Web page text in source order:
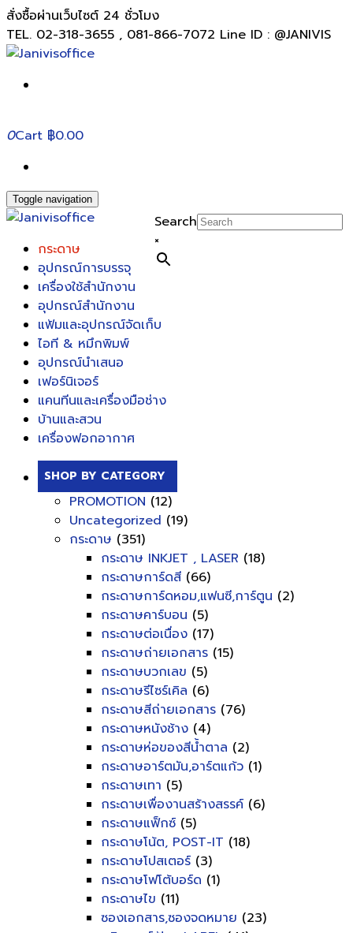
สั่งซื้อผ่านเว็บไซต์ 24 ชั่วโมง
TEL. 02-318-3655 , 081-866-7072 Line ID : @JANIVIS
0Cart ฿0.00
Toggle navigation
Search
×
กระดาษ
อุปกรณ์การบรรจุ
เครื่องใช้สำนักงาน
อุปกรณ์สำนักงาน
แฟ้มและอุปกรณ์จัดเก็บ
ไอที & หมึกพิมพ์
อุปกรณ์นำเสนอ
เฟอร์นิเจอร์
แคนทีนและเครื่องมือช่าง
บ้านและสวน
เครื่องฟอกอากาศ
SHOP BY CATEGORY
PROMOTION (12)
Uncategorized (19)
กระดาษ (351)
กระดาษ INKJET , LASER (18)
กระดาษการ์ดสี (66)
กระดาษการ์ดหอม,แฟนซี,การ์ตูน (2)
กระดาษคาร์บอน (5)
กระดาษต่อเนื่อง (17)
กระดาษถ่ายเอกสาร (15)
กระดาษบวกเลข (5)
กระดาษรีไซร์เคิล (6)
กระดาษสีถ่ายเอกสาร (76)
กระดาษหนังช้าง (4)
กระดาษห่อของสีน้ำตาล (2)
กระดาษอาร์ตมัน,อาร์ตแก้ว (1)
กระดาษเทา (5)
กระดาษเพื่องานสร้างสรรค์ (6)
กระดาษแฟ็กซ์ (5)
กระดาษโน้ต, POST-IT (18)
กระดาษโปสเตอร์ (3)
กระดาษโฟโต้บอร์ด (1)
กระดาษไข (11)
ซองเอกสาร,ซองจดหมาย (23)